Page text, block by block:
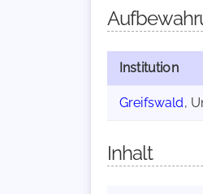
Institution
Greifswald,
Inhalt